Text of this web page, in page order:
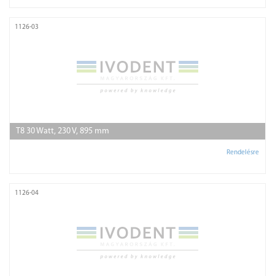
1126-03
T8 30 Watt, 230 V, 895 mm
Rendelésre
1126-04